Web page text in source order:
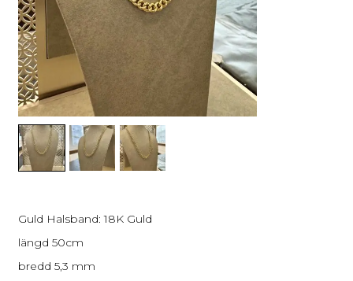
Guld Halsband: 18K Guld
längd 50cm
bredd 5,3 mm